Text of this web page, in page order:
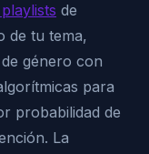
de
de tu tema,
género con
para
probabilidad de
La